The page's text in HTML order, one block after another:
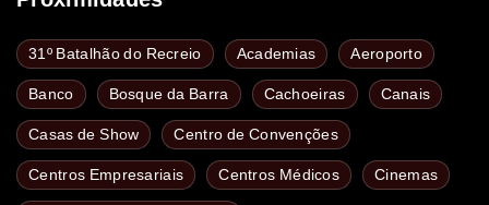
31º Batalhão do Recreio Academias Aeroporto
Banco Bosque da Barra Cachoeiras Canais
Casas de Show Centro de Convenções
Centros Empresariais Centros Médicos Cinemas